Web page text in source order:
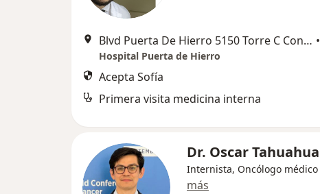
Blvd Puerta De Hierro 5150 Torre C Consultorio 305C, Zapopan •
Hospital Puerta de Hierro
Acepta Sofía
Primera visita medicina interna
Dr. Oscar Tahuahua
Internista, Oncólogo médico
más